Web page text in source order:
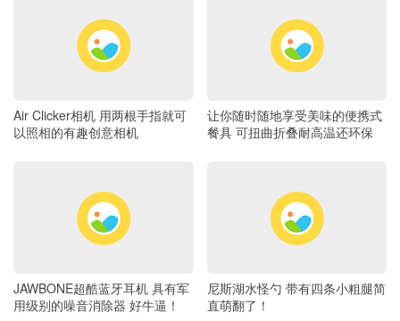
Air Clicker相机 用两根手指就可
以照相的有趣创意相机
让你随时随地享受美味的便携式
餐具 可扭曲折叠耐高温还环保
JAWBONE超酷蓝牙耳机 具有军
用级别的噪音消除器 好牛逼！
尼斯湖水怪勺 带有四条小粗腿简
直萌翻了！